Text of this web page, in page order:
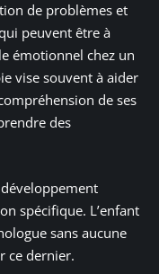
de problèmes et
peuvent être à
émotionnel chez un
vise souvent à aider
de ses
des
spécifique. L’enfant
sans aucune
ce dernier.